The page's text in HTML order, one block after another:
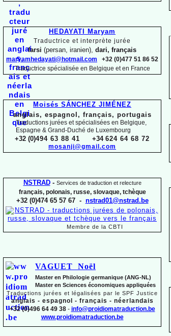
HEDAYATI Maryam
Traductrice et interprète jurée
farsi (persan, iranien), dari, français
maryamhedayati@hotmail.com +32 (0)477 51 86 52
Traductrice spécialisée en Belgique et en France
Moisés SÁNCHEZ JIMÉNEZ
anglais, espagnol, français, portugais
Traductions jurées et spécialisées en Belgique,
Espagne & Grand-Duché de Luxembourg
+32 (0)494 63 88 41 +34 624 64 68 72
mosanji@gmail.com
NSTRAD- Services de traduction et relecture
français, polonais, russe, slovaque, tchèque
+32 (0)474 65 57 67 - nstrad01@nstrad.be
Membre de la CBTI
VAGUET Noël
Master en Philologie germanique (ANG-NL)
Master en Sciences économiques appliquées
Traductions jurées et légalisées par le SPF Justice
anglais - espagnol - français - néerlandais
+32 (0)496 64 49 38 - info@proidiomatraduction.be
www.proidiomatraduction.be